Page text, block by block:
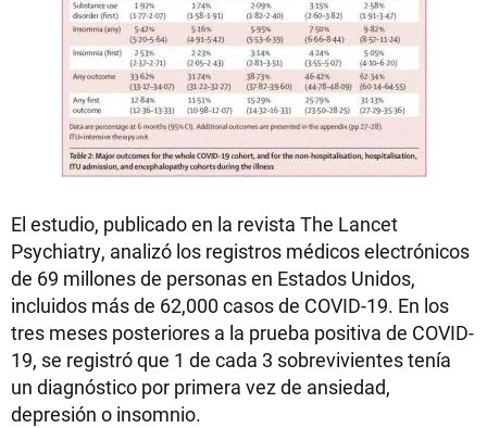
El estudio, publicado en la revista The Lancet
Psychiatry, analizó los registros médicos electrónicos
de 69 millones de personas en Estados Unidos,
incluidos más de 62,000 casos de COVID-19. En los
tres meses posteriores a la prueba positiva de COVID-
19, se registró que 1 de cada 3 sobrevivientes tenía
un diagnóstico por primera vez de ansiedad,
depresión o insomnio.